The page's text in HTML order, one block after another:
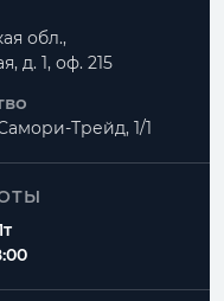
обл.,
д. 1, оф. 215
Трейд, 1/1